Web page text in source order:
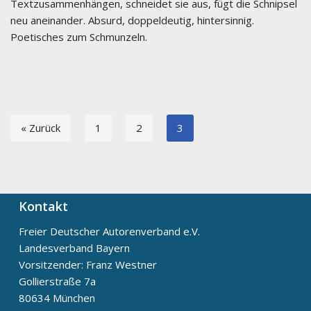
Textzusammenhängen, schneidet sie aus, fügt die Schnipsel
neu aneinander. Absurd, doppeldeutig, hintersinnig.
Poetisches zum Schmunzeln.
« Zurück 1 2 3
Kontakt
Freier Deutscher Autorenverband e.V.
Landesverband Bayern
Vorsitzender: Franz Westner
Gollierstraße 7a
80634 München